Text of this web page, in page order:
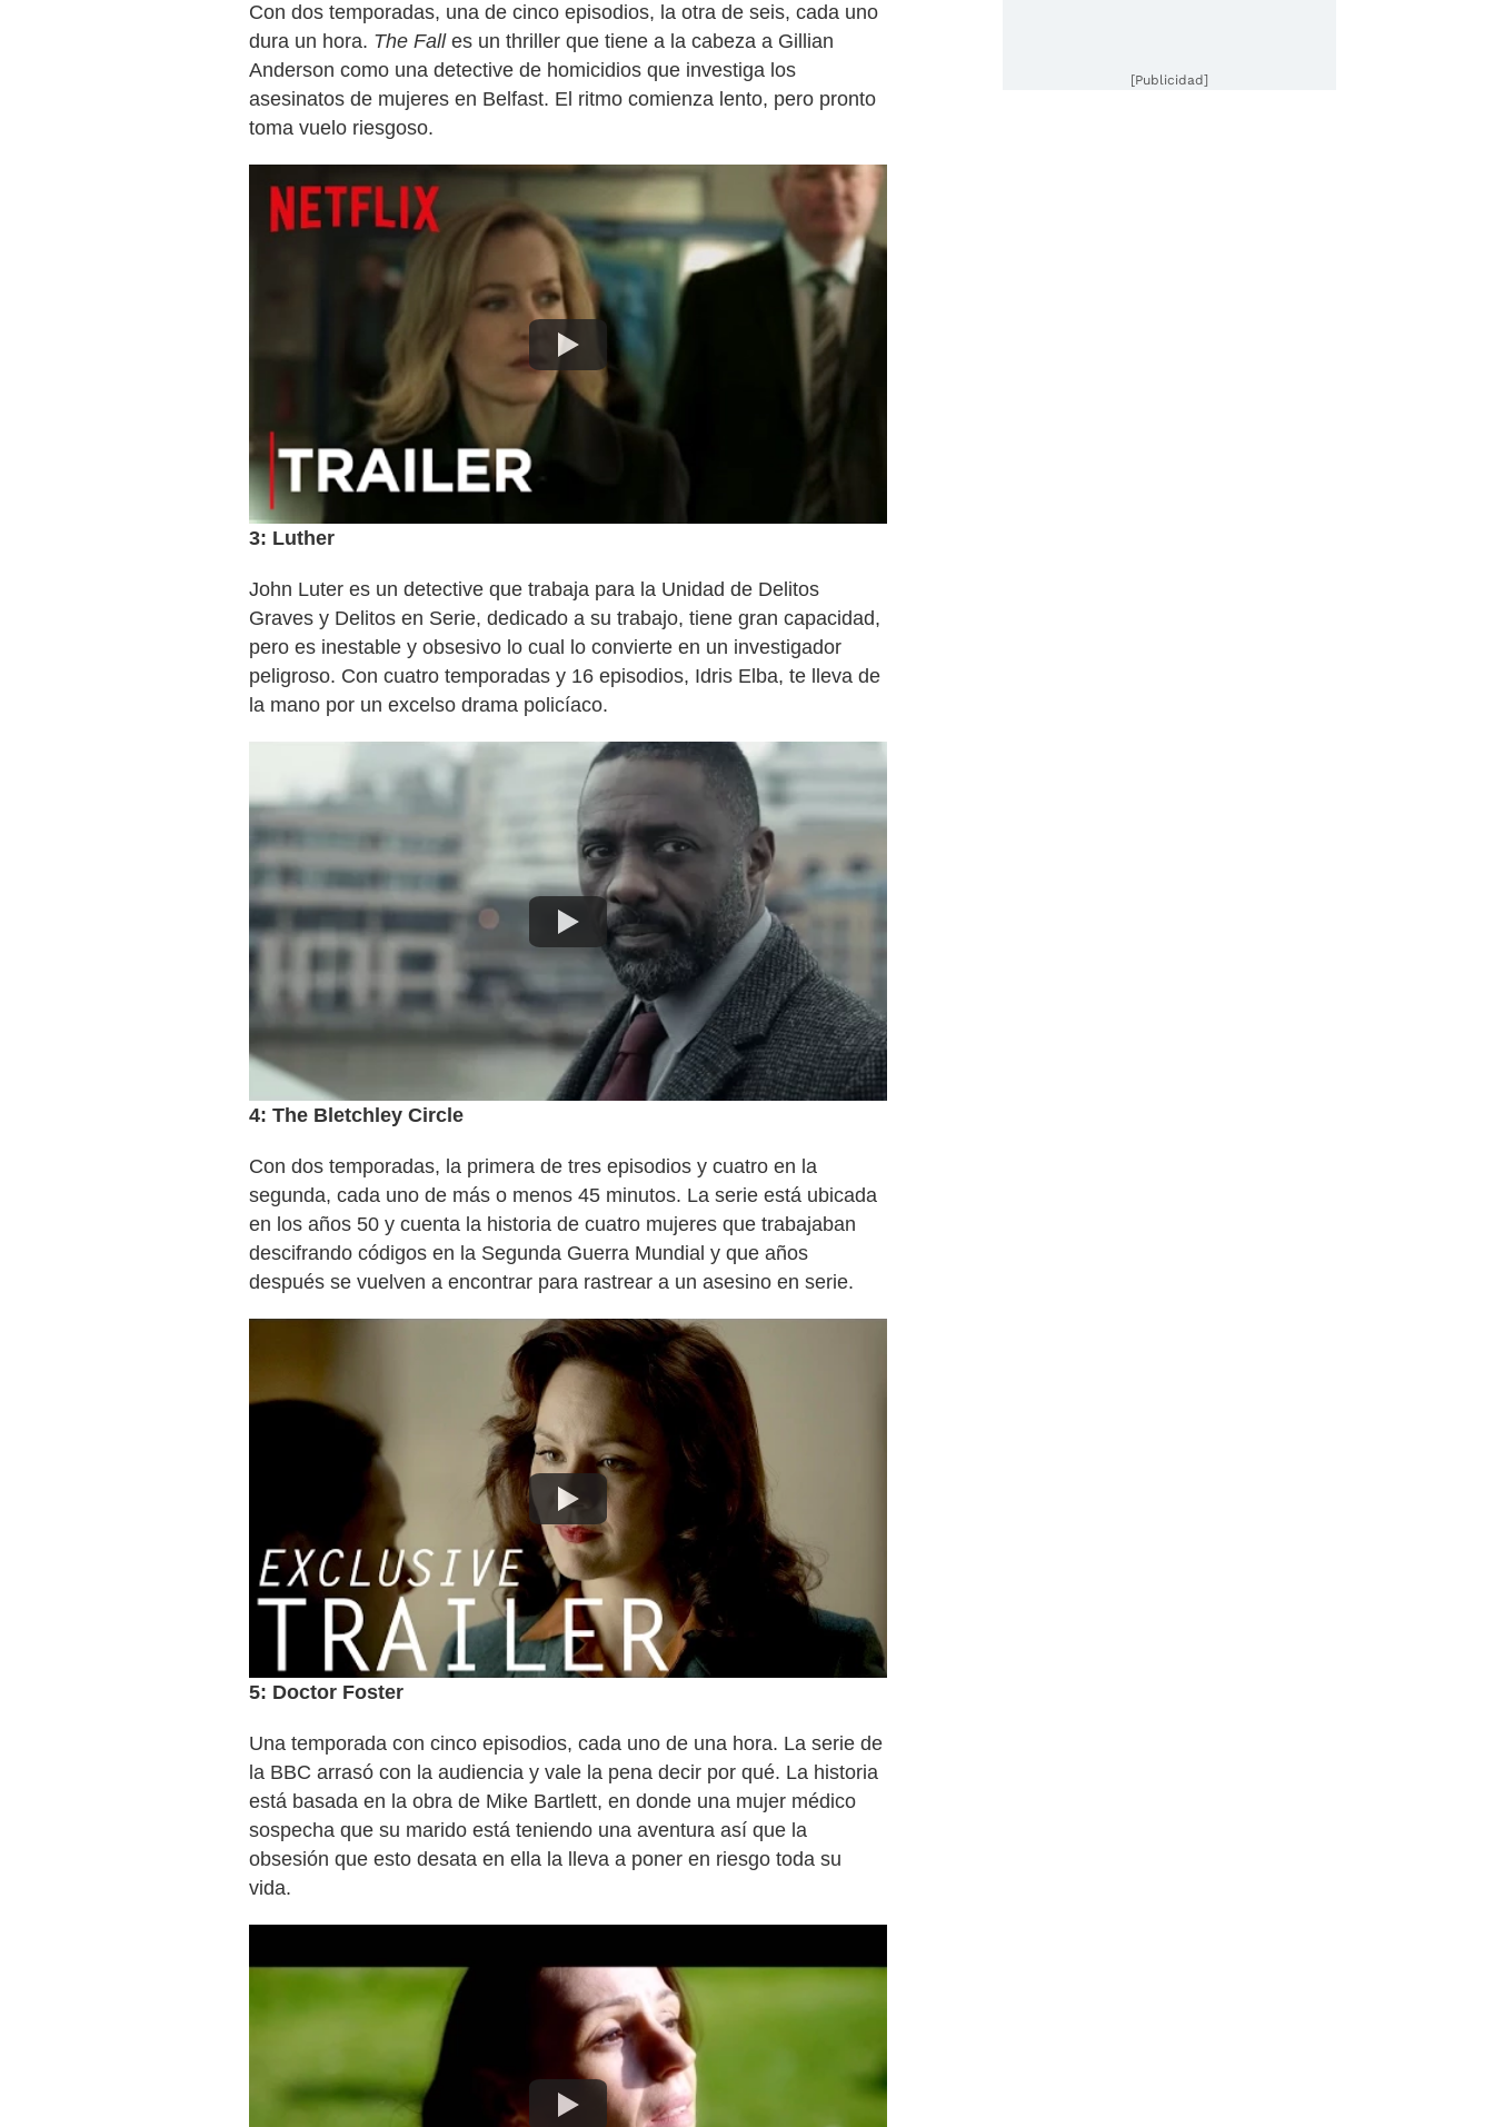
Con dos temporadas, una de cinco episodios, la otra de seis, cada uno
dura un hora. The Falles un thriller que tiene a la cabeza a Gillian
Anderson como una detective de homicidios que investiga los
asesinatos de mujeres en Belfast. El ritmo comienza lento, pero pronto
toma vuelo riesgoso.
3: Luther
John Luter es un detective que trabaja para la Unidad de Delitos
Graves y Delitos en Serie, dedicado a su trabajo, tiene gran capacidad,
pero es inestable y obsesivo lo cual lo convierte en un investigador
peligroso. Con cuatro temporadas y 16 episodios, Idris Elba, te lleva de
la mano por un excelso drama policíaco.
4: The Bletchley Circle
Con dos temporadas, la primera de tres episodios y cuatro en la
segunda, cada uno de más o menos 45 minutos. La serie está ubicada
en los años 50 y cuenta la historia de cuatro mujeres que trabajaban
descifrando códigos en la Segunda Guerra Mundial y que años
después se vuelven a encontrar para rastrear a un asesino en serie.
5: Doctor Foster
Una temporada con cinco episodios, cada uno de una hora. La serie de
la BBC arrasó con la audiencia y vale la pena decir por qué. La historia
está basada en la obra de Mike Bartlett, en donde una mujer médico
sospecha que su marido está teniendo una aventura así que la
obsesión que esto desata en ella la lleva a poner en riesgo toda su
vida.
[Publicidad]